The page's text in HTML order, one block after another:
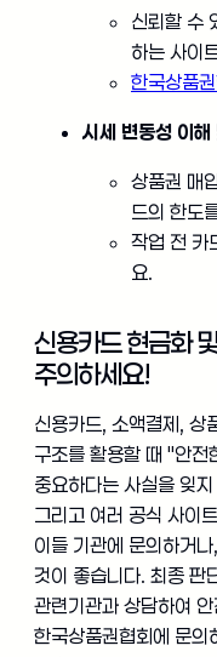
신뢰할 수
하는 사이
한국상품
시세 변동성 이해
상품권 매
드의 한도
작업 전 카
요.
신용카드 현금화
주의하세요!
신용카드, 소액결제, 상
구조를 활용할 때 "안
중요하다는 사실을 잊
그리고 여러 공식 사이
이들 기관에 문의하거
것이 좋습니다. 최종 판
관련기관과 상담하여
한국상품권협회에 문의